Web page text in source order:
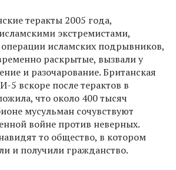
теракты 2005 года,
экстремистами,
исламских подрывников,
раскрытые, вызвали у
и разочарование. Британская
5 вскоре после терактов в
что около 400 тысяч
мусульман сочувствуют
войне против неверных.
то общество, в котором
и получили гражданство.